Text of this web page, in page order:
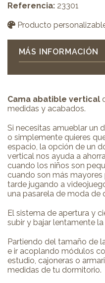
Referencia: 23301
Producto
MÁS INFORMACIÓN
Cama abatible vertical
medidas y acabados.
Si necesitas amueblar un
o simplemente quieres
espacio, la opción de un
vertical nos ayuda a
cuando los niños son
cuando son más mayores
tarde jugando a
una pasarela de moda de
El sistema de apertura y
subir y bajar lentamente
Partiendo del tamaño de
e ir acoplando módulos
estudio, cajoneras o
medidas de tu dormitorio.